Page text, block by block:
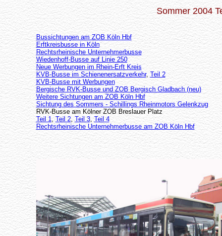
Sommer 2004
Bussichtungen am ZOB Köln Hbf
Erftkreisbusse in Köln
Rechtsrheinische Unternehmerbusse
Wiedenhoff-Busse auf Linie 250
Neue Werbungen im Rhein-Erft Kreis
KVB-Busse im Schienenersatzverkehr, Teil 2
KVB-Busse mit Werbungen
Bergische RVK-Busse und ZOB Bergisch Gladbach (neu)
Weitere Sichtungen am ZOB Köln Hbf
Sichtung des Sommers - Schillings Rheinmotors Gelenkzug
RVK-Busse am Kölner ZOB Breslauer Platz
Teil 1, Teil 2,Teil 3, Teil 4
Rechtsrheinische Unternehmerbusse am ZOB Köln Hbf